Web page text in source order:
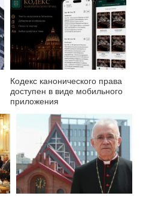
Кодекс канонического права
доступен в виде мобильного
приложения